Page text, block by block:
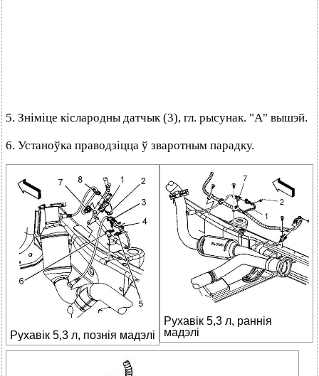
5. Зніміце кіслародны датчык (3), гл. рысунак. "А" вышэй.
6. Устаноўка праводзіцца ў зваротным парадку.
Рухавік 5,3 л, познія мадэлі
Рухавік 5,3 л, раннія
мадэлі